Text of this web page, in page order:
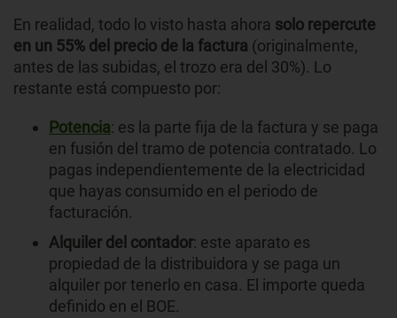
En realidad, todo lo visto hasta ahora solo repercute
en un 55% del precio de la factura (originalmente,
antes de las subidas, el trozo era del 30%). Lo
restante está compuesto por:
Potencia: es la parte fija de la factura y se paga
en fusión del tramo de potencia contratado. Lo
pagas independientemente de la electricidad
que hayas consumido en el periodo de
facturación.
Alquiler del contador: este aparato es
propiedad de la distribuidora y se paga un
alquiler por tenerlo en casa. El importe queda
definido en el BOE.